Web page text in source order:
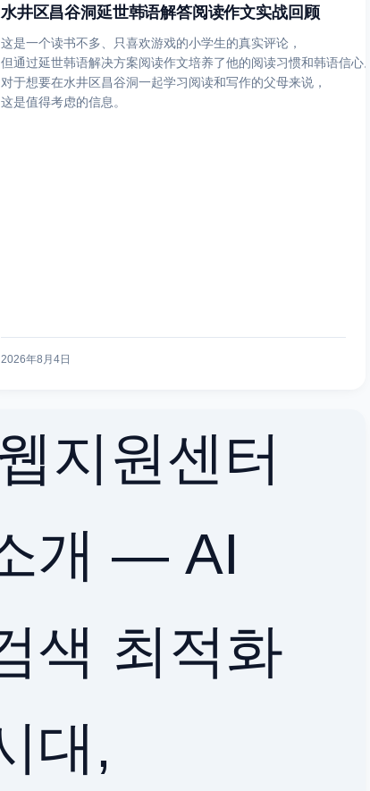
水井区昌谷洞延世韩语解答阅读作文实战回顾
这是一个读书不多、只喜欢游戏的小学生的真实评论，
但通过延世韩语解决方案阅读作文培养了他的阅读习惯和韩语信心。
对于想要在水井区昌谷洞一起学习阅读和写作的父母来说，
这是值得考虑的信息。
2026年8月4日